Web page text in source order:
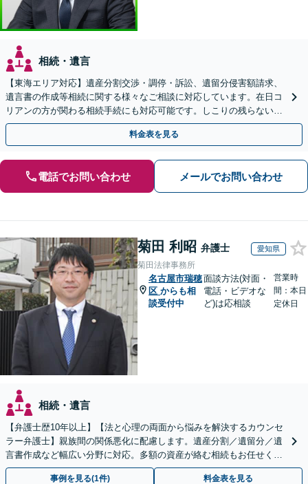
相続・遺言
【東海エリア対応】遺産分割交渉・調停・訴訟、遺留分侵害額請求、
遺言書の作成等相続に関する様々なご相談に対応しています。在日コ
リアンの方が関わる相続手続にも対応可能です。しこりの残らない解
決を特に意識しています。
料金表を見る
電話でお問い合わせ メールでお問い合わせ
菊田 利昭 弁護士 愛知県
菊田法律事務所
名古屋市瑞穂
区 からも相
談受付中
面談方法(対面・
電話・ビデオな
ど)は応相談
営業時
間：本日
定休日
相続・遺言
【弁護士歴10年以上】【法と心理の両面から悩みを解決するカウンセ
ラー弁護士】親族間の関係悪化に配慮します。遺産分割／遺留分／遺
言書作成など幅広い分野に対応。多額の資産が絡む相続もお任せくだ
さい。【夜間・休日の相談可能】【駐車場完備】
事例を見る(1件) 料金表を見る